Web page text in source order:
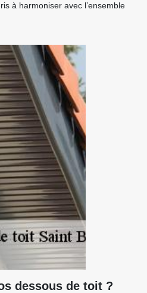
à harmoniser avec l’ensemble
dessous de toit ?